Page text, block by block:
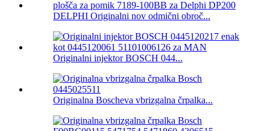
DELPHI Originalni nov odmični obroč...
Originalni injektor BOSCH 044...
Originalna Boscheva vbrizgalna črpalka...